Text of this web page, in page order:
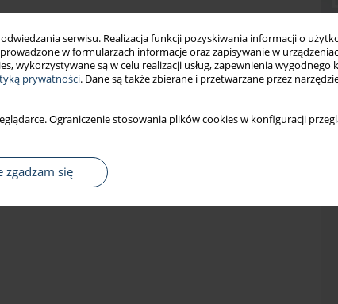
serwisu. Realizacja funkcji pozyskiwania informacji o
w formularzach informacje oraz zapisywanie w
wykorzystywane są w celu realizacji usług, zapewnienia wygodnego
prywatności. Dane są także zbierane i przetwarzane przez
Ograniczenie stosowania plików cookies w konfiguracji
zgadzam się